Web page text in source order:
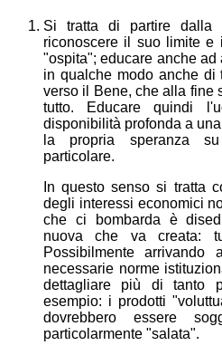
Si tratta di partire dalla
riconoscere il suo limite
"ospita"; educare anche
in qualche modo anche di
verso il Bene, che alla fine
tutto. Educare quindi
disponibilità profonda a
la propria speranza
particolare.
In questo senso si tratta
degli interessi economici
che ci bombarda è
nuova che va creata:
Possibilmente
necessarie norme
dettagliare più di tanto
esempio: i prodotti
dovrebbero essere
particolarmente "salata".